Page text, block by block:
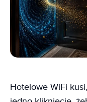
Hotelowe WiFi